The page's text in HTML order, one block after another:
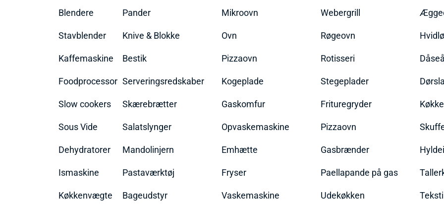
Blendere
Stavblender
Kaffemaskine
Foodprocessor
Slow cookers
Sous Vide
Dehydratorer
Ismaskine
Køkkenvægte
Pander
Knive & Blokke
Bestik
Serveringsredskaber
Skærebrætter
Salatslynger
Mandolinjern
Pastaværktøj
Bageudstyr
Mikroovn
Ovn
Pizzaovn
Kogeplade
Gaskomfur
Opvaskemaskine
Emhætte
Fryser
Vaskemaskine
Webergrill
Røgeovn
Rotisseri
Stegeplader
Frituregryder
Pizzaovn
Gasbrænder
Paellapande på gas
Udekøkken